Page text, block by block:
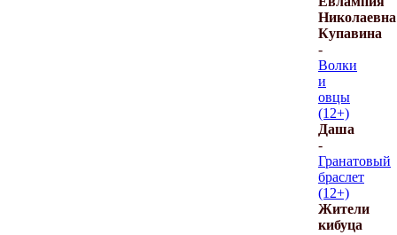
Николаевна
Купавина
-
Волки
и
овцы
(12+)
Даша
-
Гранатовый
браслет
(12+)
Жители
кибуца